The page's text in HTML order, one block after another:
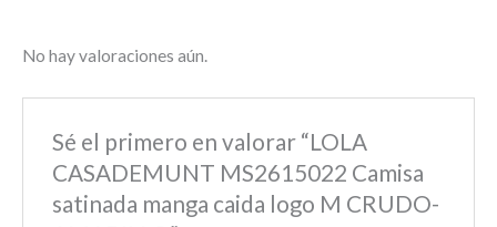
No hay valoraciones aún.
Sé el primero en valorar “LOLA
CASADEMUNT MS2615022 Camisa
satinada manga caida logo M CRUDO-